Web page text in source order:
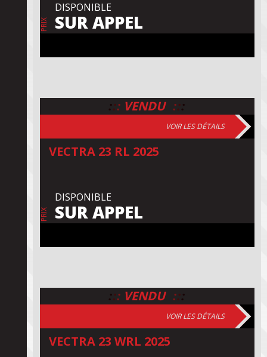
PRIX
DISPONIBLE
SUR APPEL
::: VENDU :::
VOIR LES DÉTAILS
VECTRA 23 RL 2025
PRIX
DISPONIBLE
SUR APPEL
::: VENDU :::
VOIR LES DÉTAILS
VECTRA 23 WRL 2025